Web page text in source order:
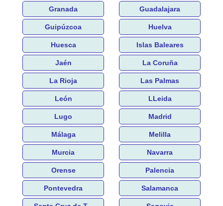
Granada Guadalajara
Guipúzcoa Huelva
Huesca Islas Baleares
Jaén La Coruña
La Rioja Las Palmas
León LLeida
Lugo Madrid
Málaga Melilla
Murcia Navarra
Orense Palencia
Pontevedra Salamanca